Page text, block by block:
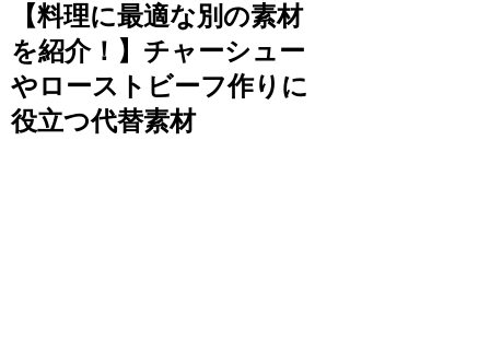
【料理に最適な別の素材
を紹介！】チャーシュー
やローストビーフ作りに
役立つ代替素材